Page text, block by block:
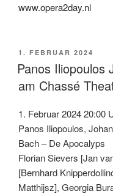
www.opera2day.nl
VERÖFFENTLICHT
AM
1. FEBRUAR 2024
Panos Iliopoulos
am Chassé
1. Februar 2024 20:00
Panos Iliopoulos,
Bach – De Apocalyps
Florian Sievers [Jan
[Bernhard
Matthijsz], Georgia